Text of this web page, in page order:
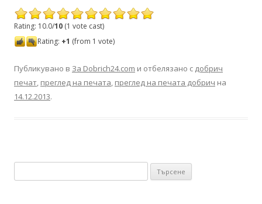
Rating: 10.0/10 (1 vote cast)
Rating: +1 (from 1 vote)
Публикувано в За Dobrich24.com и отбелязано с добрич
печат преглед на печата преглед на печата добрич на
14.12.2013.